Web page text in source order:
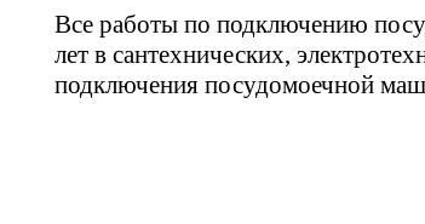
Все работы по подключению
лет в сантехнических,
подключения посудомоечной